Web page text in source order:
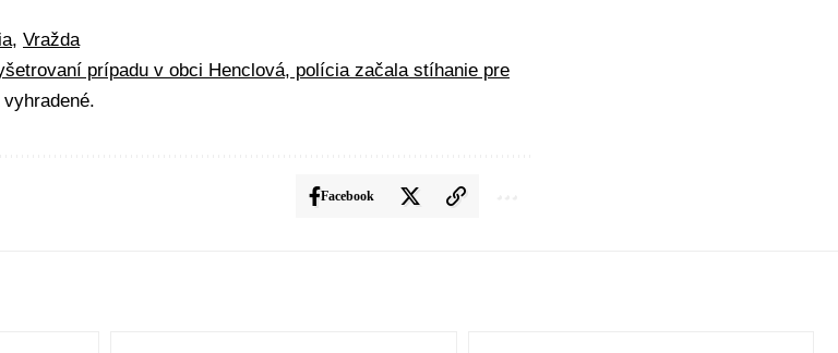
, Vražda
prípadu v obci Henclová, polícia začala stíhanie pre
Facebook